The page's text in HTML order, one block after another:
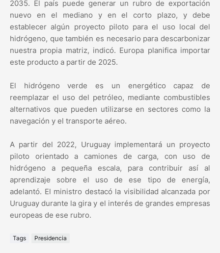
2035. El país puede generar un rubro de exportación
nuevo en el mediano y en el corto plazo, y debe
establecer algún proyecto piloto para el uso local del
hidrógeno, que también es necesario para descarbonizar
nuestra propia matriz, indicó. Europa planifica importar
este producto a partir de 2025.
El hidrógeno verde es un energético capaz de
reemplazar el uso del petróleo, mediante combustibles
alternativos que pueden utilizarse en sectores como la
navegación y el transporte aéreo.
A partir del 2022, Uruguay implementará un proyecto
piloto orientado a camiones de carga, con uso de
hidrógeno a pequeña escala, para contribuir así al
aprendizaje sobre el uso de ese tipo de energía,
adelantó. El ministro destacó la visibilidad alcanzada por
Uruguay durante la gira y el interés de grandes empresas
europeas de ese rubro.
Tags Presidencia